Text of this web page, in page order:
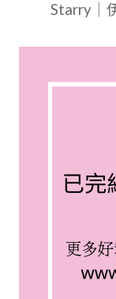
Starry｜